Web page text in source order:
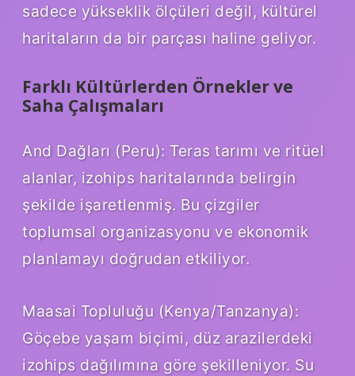
sadece yükseklik ölçüleri değil, kültürel
haritaların da bir parçası haline geliyor.
Farklı Kültürlerden Örnekler ve
Saha Çalışmaları
And Dağları (Peru): Teras tarımı ve ritüel
alanlar, izohips haritalarında belirgin
şekilde işaretlenmiş. Bu çizgiler
toplumsal organizasyonu ve ekonomik
planlamayı doğrudan etkiliyor.
Maasai Topluluğu (Kenya/Tanzanya):
Göçebe yaşam biçimi, düz arazilerdeki
izohips dağılımına göre şekilleniyor. Su